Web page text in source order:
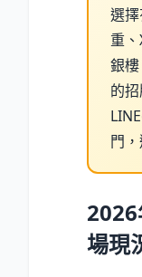
選
重
銀樓
的
門
場現